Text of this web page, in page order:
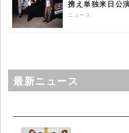
携え単独来日公
ニュース
ニュース
最新ニュース